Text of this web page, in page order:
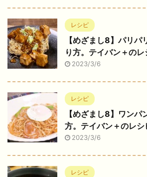
レシピ
【めざまし8】パリ
り方。テイバン＋の
2023/3/6
レシピ
【めざまし8】ワンパ
方。テイバン＋のレシ
2023/3/6
レシピ